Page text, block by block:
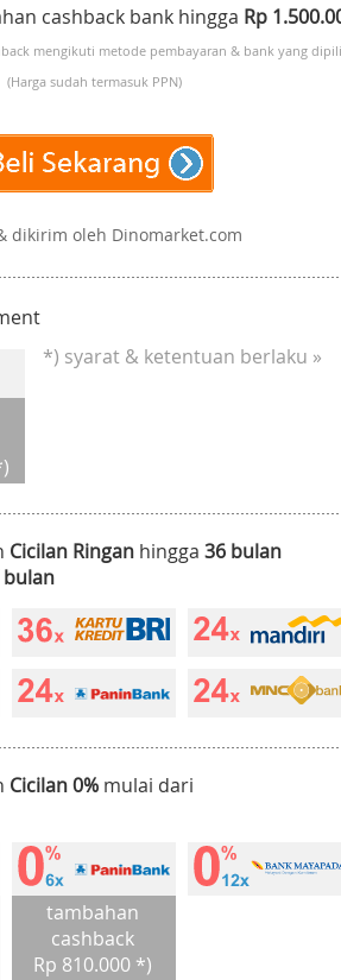
cashback bank hingga Rp
mengikuti metode pembayaran & bank yang
(Harga sudah termasuk PPN)
dikirim oleh Dinomarket.com
*) syarat & ketentuan berlaku »
Cicilan Ringan hingga 36 bulan
bulan
Cicilan 0% mulai dari
tambahan
cashback
Rp 810.000 *)